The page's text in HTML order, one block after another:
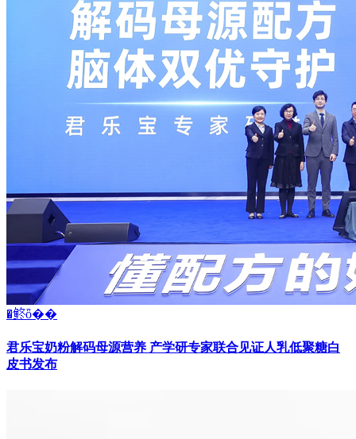
�鿴ȫ��
君乐宝奶粉解码母源营养 产学研专家联合见证人乳低聚糖白
皮书发布